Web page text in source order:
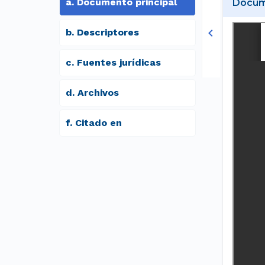
b. Descriptores
c. Fuentes jurídicas
d. archivos
f. Citado en